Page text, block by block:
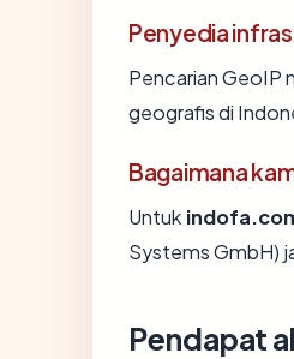
Penyedia
Pencarian GeoIP
geografis di
Bagaimana
Untuk
Systems GmbH)
Pendapat